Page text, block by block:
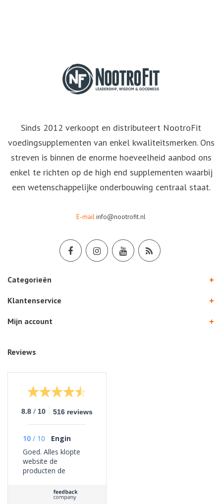
Sinds 2012 verkoopt en distributeert NootroFit
voedingsupplementen van enkel kwaliteitsmerken. Ons
streven is binnen de enorme hoeveelheid aanbod ons
enkel te richten op de high end supplementen waarbij
een wetenschappelijke onderbouwing centraal staat.
E-mailinfo@nootrofit.nl
Categorieën
Klantenservice
Mijn account
Reviews
8.8 / 10 516 reviews
10 / 10
Engin
Goed. Alles klopte
website de
producten de
problemen ervaren.